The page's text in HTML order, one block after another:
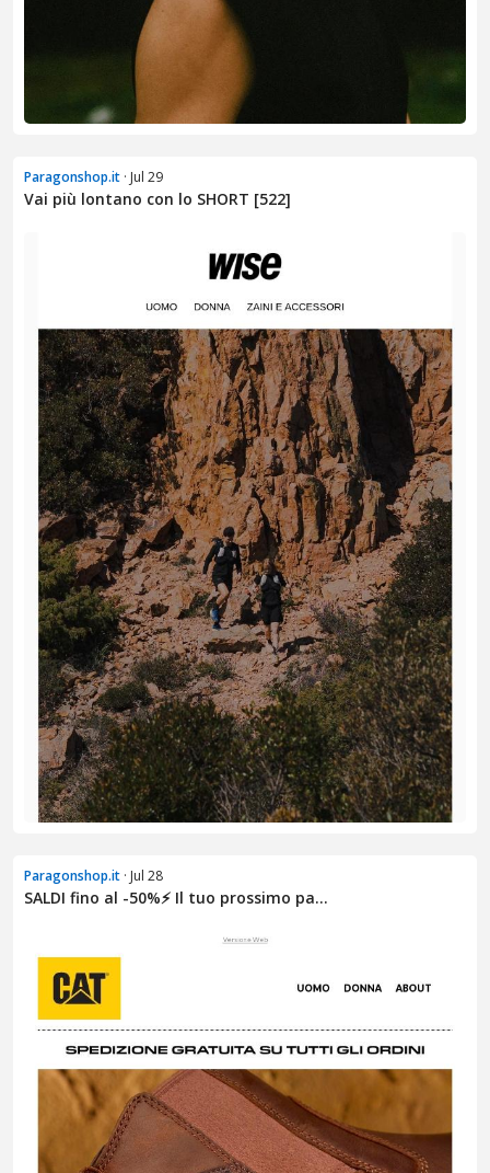
Paragonshop.it · Jul 29
Vai più lontano con lo SHORT [522]
Paragonshop.it · Jul 28
SALDI fino al -50%⚡ Il tuo prossimo pa...